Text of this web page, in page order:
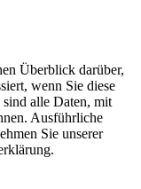
Überblick darüber,
wenn Sie diese
sind alle Daten, mit
Ausführliche
Sie unserer